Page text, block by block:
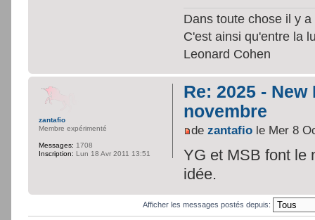
Dans toute chose il y
C'est ainsi qu'entre la
Leonard Cohen
Re: 2025 -
novembre
dezantafio le Mer 8
YG et MSB font le
idée.
zantafio
Membre expérimenté
Messages: 1708
Inscription: Lun 18 Avr 2011 13:51
Afficher les messages postés depuis: